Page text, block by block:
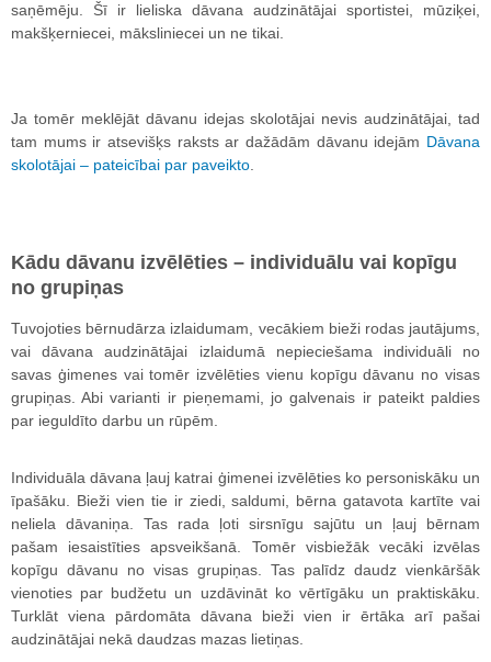
saņēmēju. Šī ir lieliska dāvana audzinātājai sportistei, mūziķei,
makšķerniecei, māksliniecei un ne tikai.
Ja tomēr meklējāt dāvanu idejas skolotājai nevis audzinātājai, tad
tam mums ir atsevišķs raksts ar dažādām dāvanu idejām Dāvana
skolotājai – pateicībai par paveikto.
Kādu dāvanu izvēlēties – individuālu vai kopīgu
no grupiņas
Tuvojoties bērnudārza izlaidumam, vecākiem bieži rodas jautājums,
vai dāvana audzinātājai izlaidumā nepieciešama individuāli no
savas ģimenes vai tomēr izvēlēties vienu kopīgu dāvanu no visas
grupiņas. Abi varianti ir pieņemami, jo galvenais ir pateikt paldies
par ieguldīto darbu un rūpēm.
Individuāla dāvana ļauj katrai ģimenei izvēlēties ko personiskāku un
īpašāku. Bieži vien tie ir ziedi, saldumi, bērna gatavota kartīte vai
neliela dāvaniņa. Tas rada ļoti sirsnīgu sajūtu un ļauj bērnam
pašam iesaistīties apsveikšanā. Tomēr visbiežāk vecāki izvēlas
kopīgu dāvanu no visas grupiņas. Tas palīdz daudz vienkāršāk
vienoties par budžetu un uzdāvināt ko vērtīgāku un praktiskāku.
Turklāt viena pārdomāta dāvana bieži vien ir ērtāka arī pašai
audzinātājai nekā daudzas mazas lietiņas.